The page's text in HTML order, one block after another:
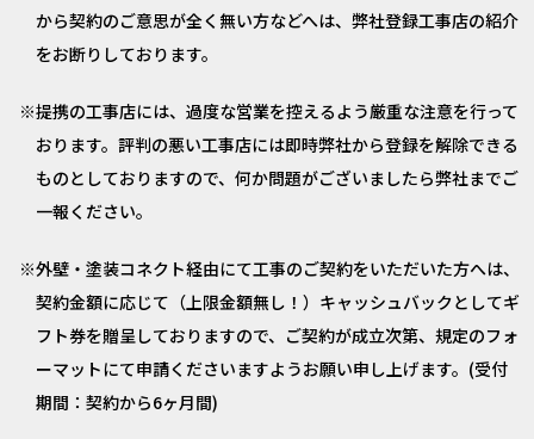
から契約のご意思が全く無い方などへは、弊社登録工事店の紹介
をお断りしております。
提携の工事店には、過度な営業を控えるよう厳重な注意を行って
おります。評判の悪い工事店には即時弊社から登録を解除できる
ものとしておりますので、何か問題がございましたら弊社までご
一報ください。
外壁・塗装コネクト経由にて工事のご契約をいただいた方へは、
契約金額に応じて（上限金額無し！）キャッシュバックとしてギ
フト券を贈呈しておりますので、ご契約が成立次第、規定のフォ
ーマットにて申請くださいますようお願い申し上げます。(受付
期間：契約から6ヶ月間)